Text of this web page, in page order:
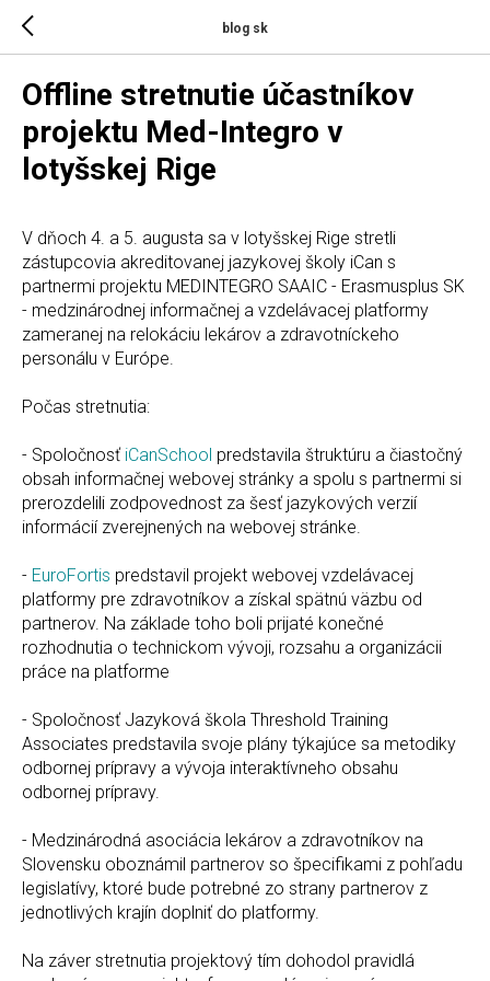
blog sk
Offline stretnutie účastníkov
projektu Med-Integro v
lotyšskej Rige
V dňoch 4. a 5. augusta sa v lotyšskej Rige stretli
zástupcovia akreditovanej jazykovej školy iCan s
partnermi projektu MEDINTEGRO SAAIC - Erasmusplus SK
- medzinárodnej informačnej a vzdelávacej platformy
zameranej na relokáciu lekárov a zdravotníckeho
personálu v Európe.
Počas stretnutia:
- Spoločnosť iCanSchool predstavila štruktúru a čiastočný
obsah informačnej webovej stránky a spolu s partnermi si
prerozdelili zodpovednost za šesť jazykových verzií
informácií zverejnených na webovej stránke.
- EuroFortis predstavil projekt webovej vzdelávacej
platformy pre zdravotníkov a získal spätnú väzbu od
partnerov. Na základe toho boli prijaté konečné
rozhodnutia o technickom vývoji, rozsahu a organizácii
práce na platforme
- Spoločnosť Jazyková škola Threshold Training
Associates predstavila svoje plány týkajúce sa metodiky
odbornej prípravy a vývoja interaktívneho obsahu
odbornej prípravy.
- Medzinárodná asociácia lekárov a zdravotníkov na
Slovensku oboznámil partnerov so špecifikami z pohľadu
legislatívy, ktoré bude potrebné zo strany partnerov z
jednotlivých krajín doplniť do platformy.
Na záver stretnutia projektový tím dohodol pravidlá